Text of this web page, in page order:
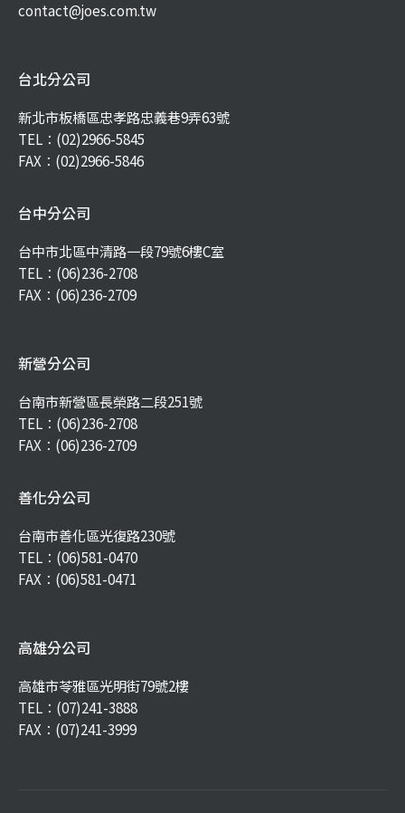
contact@joes.com.tw
台北分公司
新北市板橋區忠孝路忠義巷9弄63號
TEL： (02)2966-5845
FAX：(02)2966-5846
台中分公司
台中市北區中清路一段79號6樓C室
TEL： (06)236-2708
FAX：(06)236-2709
新營分公司
台南市新營區長榮路二段251號
TEL： (06)236-2708
FAX：(06)236-2709
善化分公司
台南市善化區光復路230號
TEL： (06)581-0470
FAX：(06)581-0471
高雄分公司
高雄市苓雅區光明街79號2樓
TEL： (07)241-3888
FAX：(07)241-3999